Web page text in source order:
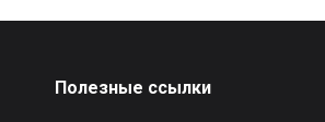
Полезные ссылки